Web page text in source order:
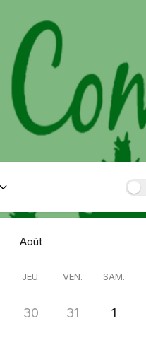
Août
JEU. VEN. SAM.
30 31 1